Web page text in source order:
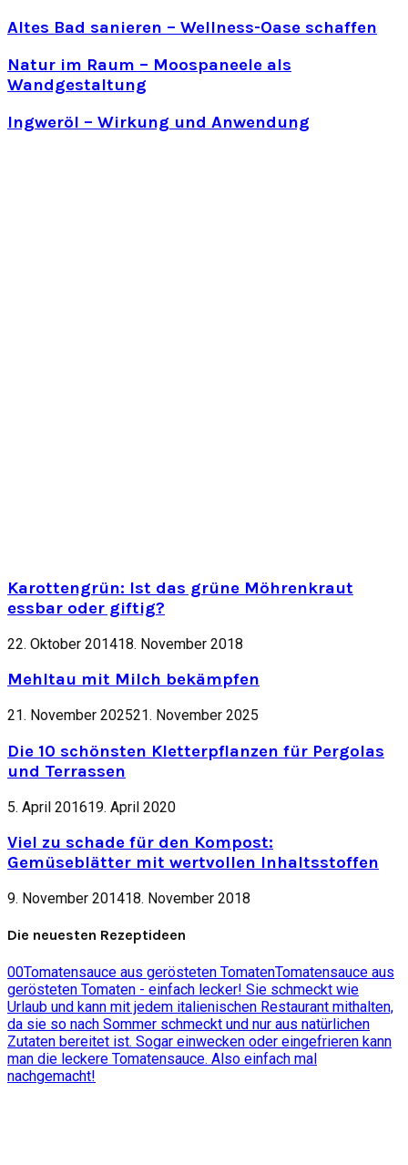
Altes Bad sanieren – Wellness-Oase schaffen
Natur im Raum – Moospaneele als
Wandgestaltung
Ingweröl – Wirkung und Anwendung
Karottengrün: Ist das grüne Möhrenkraut
essbar oder giftig?
22. Oktober 201418. November 2018
Mehltau mit Milch bekämpfen
21. November 202521. November 2025
Die 10 schönsten Kletterpflanzen für Pergolas
und Terrassen
5. April 201619. April 2020
Viel zu schade für den Kompost:
Gemüseblätter mit wertvollen Inhaltsstoffen
9. November 201418. November 2018
Die neuesten Rezeptideen
00Tomatensauce aus gerösteten TomatenTomatensauce aus
gerösteten Tomaten - einfach lecker! Sie schmeckt wie
Urlaub und kann mit jedem italienischen Restaurant mithalten,
da sie so nach Sommer schmeckt und nur aus natürlichen
Zutaten bereitet ist. Sogar einwecken oder eingefrieren kann
man die leckere Tomatensauce. Also einfach mal
nachgemacht!